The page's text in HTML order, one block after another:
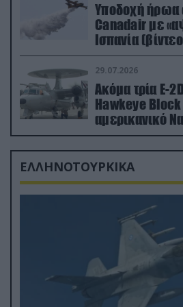
Υποδοχή ήρωα
Canadair με
Ισπανία
29.07.2026
Ακόμα τρία E-
Hawkeye
αμερικανικό
δισ.δολάρια το
ΕΛΛΗΝΟΤΟΥΡΚΙΚΑ